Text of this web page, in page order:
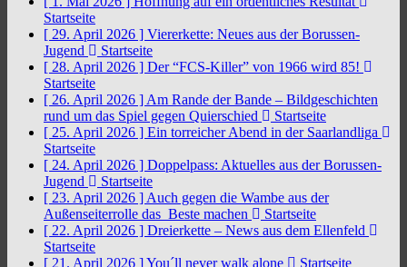
Startseite
[ 29. April 2026 ] Viererkette: Neues aus der Borussen-
Jugend
Startseite
[ 28. April 2026 ] Der “FCS-Killer” von 1966 wird 85!
Startseite
[ 26. April 2026 ] Am Rande der Bande – Bildgeschichten
rund um das Spiel gegen Quierschied
Startseite
[ 25. April 2026 ] Ein torreicher Abend in der Saarlandliga
Startseite
[ 24. April 2026 ] Doppelpass: Aktuelles aus der Borussen-
Jugend
Startseite
[ 23. April 2026 ] Auch gegen die Wambe aus der
Außenseiterrolle das Beste machen
Startseite
[ 22. April 2026 ] Dreierkette – News aus dem Ellenfeld
Startseite
[ 21. April 2026 ]You´ll never walk alone
Startseite